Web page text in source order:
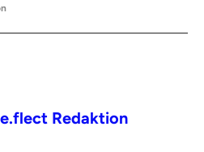
Redaktion